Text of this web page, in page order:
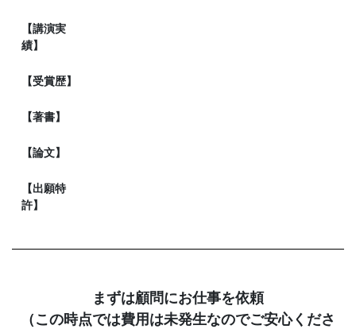
【講演実
績】
【受賞歴】
【著書】
【論文】
【出願特
許】
まずは顧問にお仕事を依頼
（この時点では費用は未発生なのでご安心くださ